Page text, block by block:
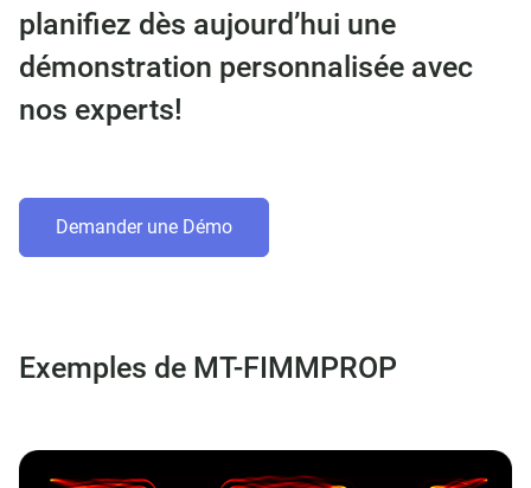
planifiez dès aujourd’hui une
démonstration personnalisée avec
nos experts!
Demander une Démo
Exemples de MT-FIMMPROP